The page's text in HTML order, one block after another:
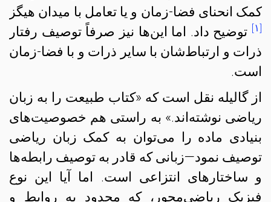
کمک انحنای فضا-زمان و یا تعامل با میدان هیگز
[۱] توضیح داد. اما این‌ها نیز صرفاً توصیف رفتار
ذرات و ارتباط‌شان با سایر ذرات و با فضا-زمان
است.
از گالیله نقل است که «کتاب طبیعت را به زبان
ریاضی نوشته‌اند.» به راستی هم خصوصیت‌های
بنیادی ماده را می‌توان به کمک زبان ریاضی
توصیف نمود—زبانی که قادر به توصیف رابطه‌ها
و ساختارهای انتزاعی است. اما آیا این نوع
فیزیکِ ریاضی‌محور، که محدود به روابط و